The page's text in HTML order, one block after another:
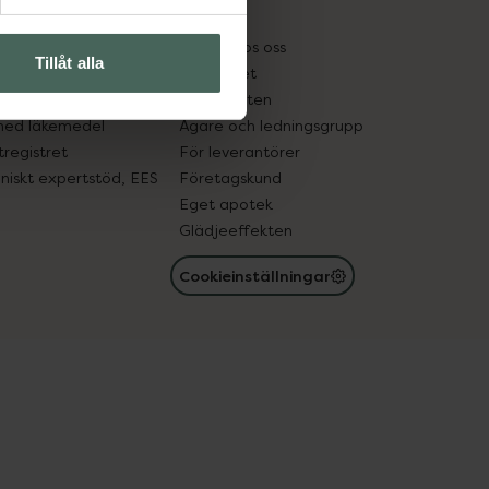
Tillåt alla
in gammal medicin
läkemedel
expertstöd, EES
Pressrum
Jobba hos oss
Hållbarhet
Samarbeten
Ägare och ledningsgrupp
För leverantörer
Företagskund
Eget apotek
Glädjeeffekten
Cookieinställningar